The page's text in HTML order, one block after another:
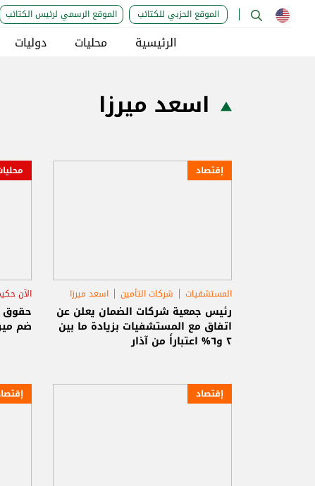
الموقع الحزبي للكتائب الموقع الرسمي لرئيس الكتائب
الرئيسية محليات دوليات
اسعد ميرزا
إقتصاد
المستشفيات شركات التأمين اسعد ميرزا
رئيس جمعية شركات الضمان يعلن عن
اتفاق مع المستشفيات بزيادة ما بين
٢ و٦% اعتباراً من آذار
الآن
حقوق
ضم
إقتصاد